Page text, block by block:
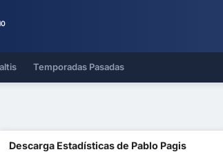
Temporadas Pasadas
Descarga Estadísticas de Pablo Pagis